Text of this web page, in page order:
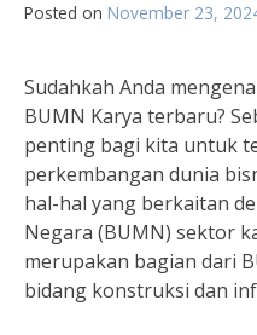
Posted on November 23,
Sudahkah Anda
BUMN Karya terbaru?
penting bagi kita untuk
perkembangan dunia
hal-hal yang berkaitan
Negara (BUMN) sektor
merupakan bagian dari
bidang konstruksi dan